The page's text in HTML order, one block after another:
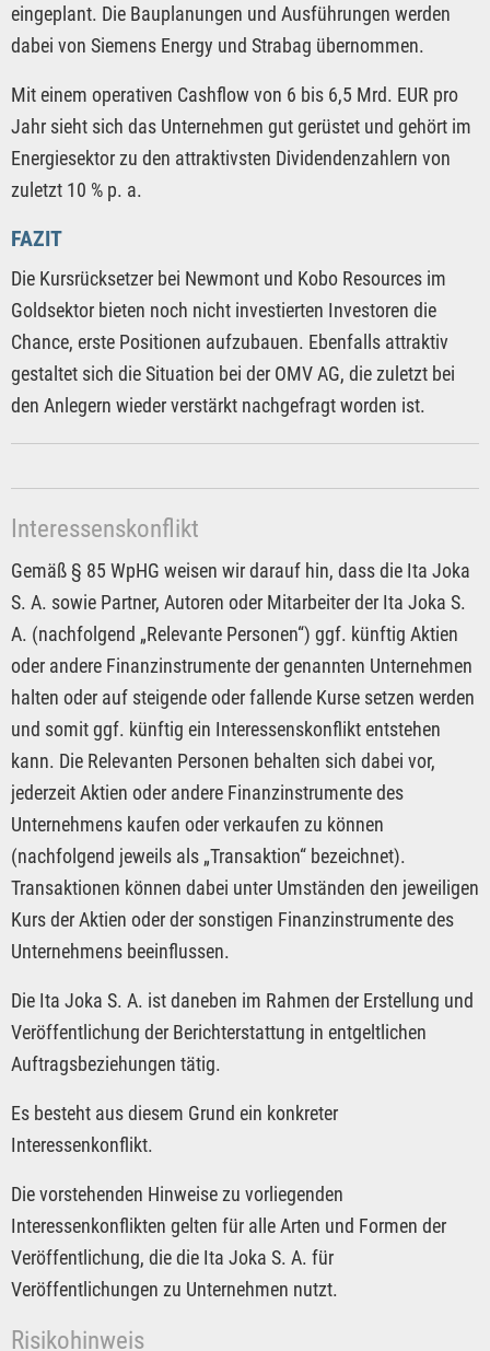
eingeplant. Die Bauplanungen und Ausführungen werden
dabei von Siemens Energy und Strabag übernommen.
Mit einem operativen Cashflow von 6 bis 6,5 Mrd. EUR pro
Jahr sieht sich das Unternehmen gut gerüstet und gehört im
Energiesektor zu den attraktivsten Dividendenzahlern von
zuletzt 10 % p. a.
FAZIT
Die Kursrücksetzer bei Newmont und Kobo Resources im
Goldsektor bieten noch nicht investierten Investoren die
Chance, erste Positionen aufzubauen. Ebenfalls attraktiv
gestaltet sich die Situation bei der OMV AG, die zuletzt bei
den Anlegern wieder verstärkt nachgefragt worden ist.
Interessenskonflikt
Gemäß § 85 WpHG weisen wir darauf hin, dass die Ita Joka
S. A. sowie Partner, Autoren oder Mitarbeiter der Ita Joka S.
A. (nachfolgend „Relevante Personen“) ggf. künftig Aktien
oder andere Finanzinstrumente der genannten Unternehmen
halten oder auf steigende oder fallende Kurse setzen werden
und somit ggf. künftig ein Interessenskonflikt entstehen
kann. Die Relevanten Personen behalten sich dabei vor,
jederzeit Aktien oder andere Finanzinstrumente des
Unternehmens kaufen oder verkaufen zu können
(nachfolgend jeweils als „Transaktion“ bezeichnet).
Transaktionen können dabei unter Umständen den jeweiligen
Kurs der Aktien oder der sonstigen Finanzinstrumente des
Unternehmens beeinflussen.
Die Ita Joka S. A. ist daneben im Rahmen der Erstellung und
Veröffentlichung der Berichterstattung in entgeltlichen
Auftragsbeziehungen tätig.
Es besteht aus diesem Grund ein konkreter
Interessenkonflikt.
Die vorstehenden Hinweise zu vorliegenden
Interessenkonflikten gelten für alle Arten und Formen der
Veröffentlichung, die die Ita Joka S. A. für
Veröffentlichungen zu Unternehmen nutzt.
Risikohinweis